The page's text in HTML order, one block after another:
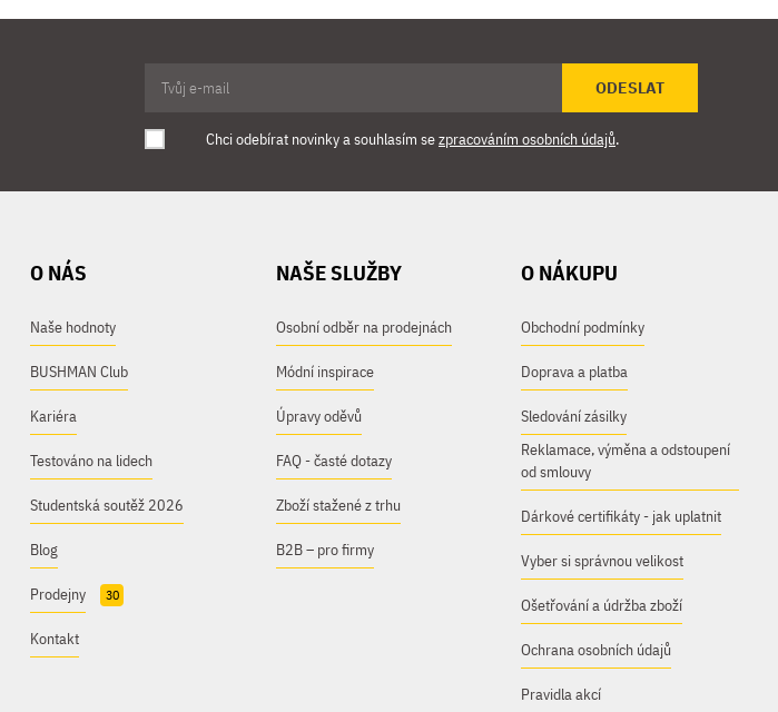
ODESLAT
Chci odebírat novinky a souhlasím sezpracováním osobních údajů.
O NÁS
Naše hodnoty
BUSHMAN Club
Kariéra
Testováno na lidech
Studentská soutěž 2026
Blog
Prodejny 30
Kontakt
NAŠE SLUŽBY
Osobní odběr na prodejnách
Módní inspirace
Úpravy oděvů
FAQ - časté dotazy
Zboží stažené z trhu
B2B – pro firmy
O NÁKUPU
Obchodní podmínky
Doprava a platba
Sledování zásilky
Reklamace, výměna a odstoupení
od smlouvy
Dárkové certifikáty - jak uplatnit
Vyber si správnou velikost
Ošetřování a údržba zboží
Ochrana osobních údajů
Pravidla akcí